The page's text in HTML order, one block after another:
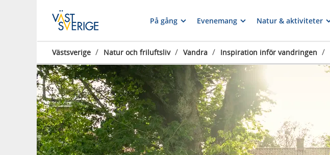
På gång Evenemang Natur & aktiviteter
Västsverige / Natur och friluftsliv / Vandra / Inspiration inför vandringen /